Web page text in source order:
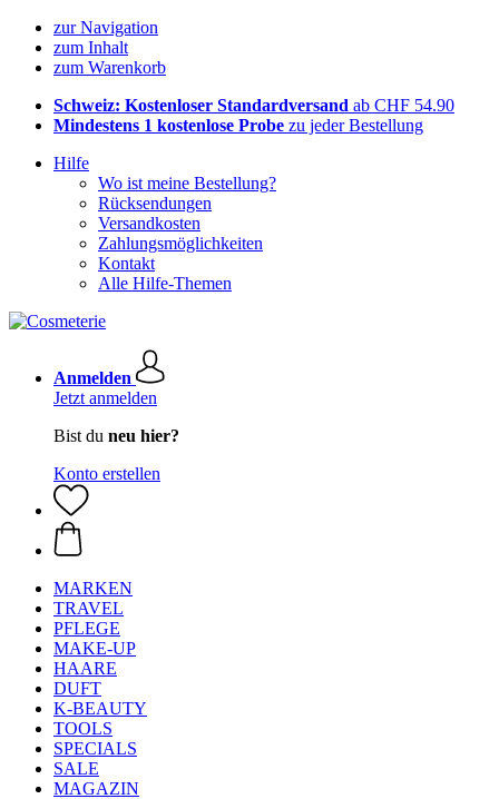
zur Navigation
zum Inhalt
zum Warenkorb
Schweiz: Kostenloser Standardversand ab CHF 54.90
Mindestens 1 kostenlose Probe zu jeder Bestellung
Hilfe
Wo ist meine Bestellung?
Rücksendungen
Versandkosten
Zahlungsmöglichkeiten
Kontakt
Alle Hilfe-Themen
Anmelden
Jetzt anmelden
Bist du neu hier?
Konto erstellen
MARKEN
TRAVEL
PFLEGE
MAKE-UP
HAARE
DUFT
K-BEAUTY
TOOLS
SPECIALS
SALE
MAGAZIN